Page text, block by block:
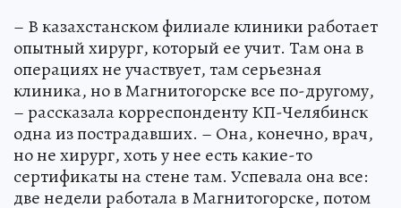
– В казахстанском филиале клиники работает
опытный хирург, который ее учит. Там она в
операциях не участвует, там серьезная
клиника, но в Магнитогорске все по-другому,
– рассказала корреспонденту КП-Челябинск
одна из пострадавших. – Она, конечно, врач,
но не хирург, хоть у нее есть какие-то
сертификаты на стене там. Успевала она все:
две недели работала в Магнитогорске, потом